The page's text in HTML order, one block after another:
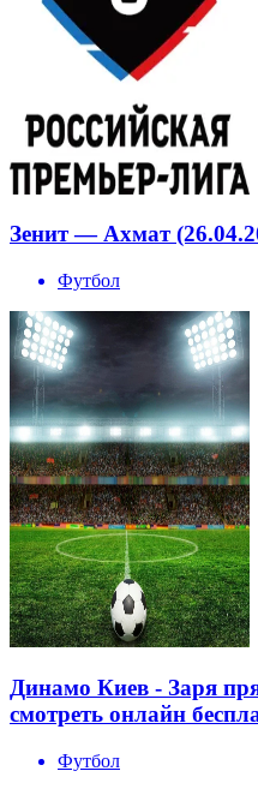
Зенит — Ахмат
Футбол
Динамо Киев - Заря
смотреть онлайн
Футбол